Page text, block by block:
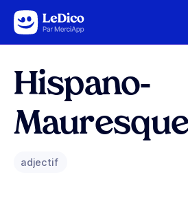
Aller au contenu
Hispano-
adjectif